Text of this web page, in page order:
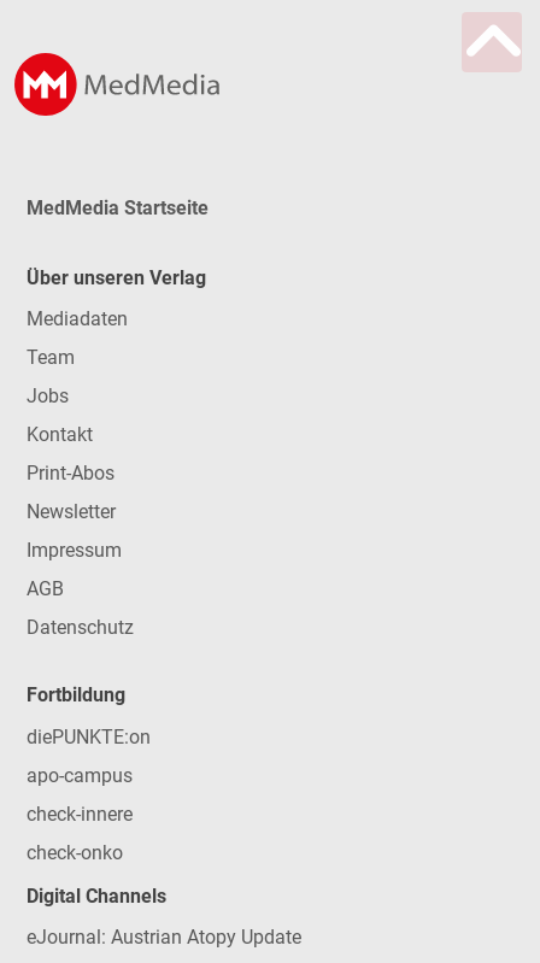
MedMedia Startseite
Über unseren Verlag
Mediadaten
Team
Jobs
Kontakt
Print-Abos
Newsletter
Impressum
AGB
Datenschutz
Fortbildung
diePUNKTE:on
apo-campus
check-innere
check-onko
Digital Channels
eJournal: Austrian Atopy Update